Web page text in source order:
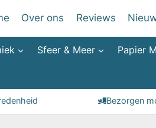
Over ons Reviews
Sfeer & Meer Papier
Bezorgen